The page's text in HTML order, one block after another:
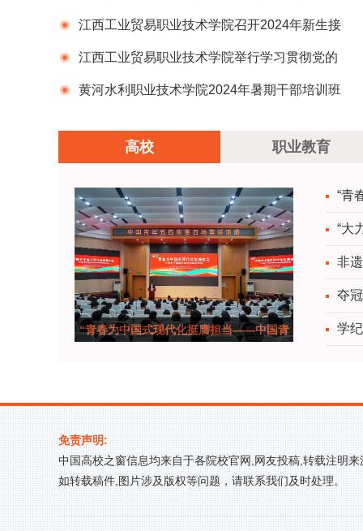
她最高...
江西工业贸易职业技术学院召开2024年新生接
待工作部署会
江西工业贸易职业技术学院举行学习贯彻党的
二十届三中全会精神宣讲报告会
黄河水利职业技术学院2024年暑期干部培训班
高校 职业教育
“青春为中国式现代化挺膺担当——中国青
“青
“大
非
夺
学
免责声明:
中国高校之窗信息均来自于各院校官网,网友投稿,转载注明
如转载稿件,图片涉及版权等问题，请联系我们及时处理。